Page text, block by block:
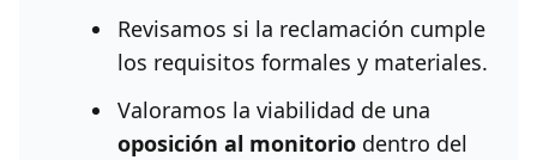
Revisamos si la reclamación cumple
los requisitos formales y materiales.
Valoramos la viabilidad de una
oposición al monitorio dentro del